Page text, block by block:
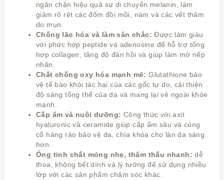
ngăn chặn hiệu quả sự di chuyển melanin, làm
giảm rõ rệt các đốm đồi mồi, nám và các vết thâm
do mụn.
Chống lão hóa và làm săn chắc: Được làm giàu
với phức hợp peptide và adenosine để hỗ trợ tổng
hợp collagen, tăng độ đàn hồi và giúp làm mờ nếp
nhăn.
Chất chống oxy hóa mạnh mẽ: Glutathione bảo
vệ tế bào khỏi tác hại của các gốc tự do, cải thiện
độ sáng tổng thể của da và mang lại vẻ ngoài khỏe
mạnh.
Cấp ẩm và nuôi dưỡng: Công thức với axit
hyaluronic và ceramide giúp cấp ẩm sâu và củng
cố hàng rào bảo vệ da, chìa khóa cho làn da sáng
hơn.
Ống tinh chất mỏng nhẹ, thẩm thấu nhanh: dễ
thoa, không bết dính và lý tưởng để sử dụng nhiều
lớp với các sản phẩm chăm sóc khác.